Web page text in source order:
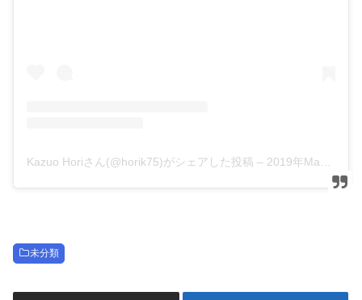
Kazuo Horiさん(@horik75)がシェアした投稿 – 2019年May月16日pm9時48分PDT
未分類